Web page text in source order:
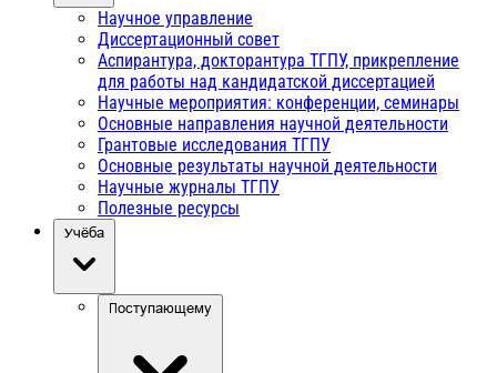
Научное управление
Диссертационный совет
Аспирантура, докторантура ТГПУ, прикрепление
для работы над кандидатской диссертацией
Научные мероприятия: конференции, семинары
Основные направления научной деятельности
Грантовые исследования ТГПУ
Основные результаты научной деятельности
Научные журналы ТГПУ
Полезные ресурсы
Учёба
Поступающему